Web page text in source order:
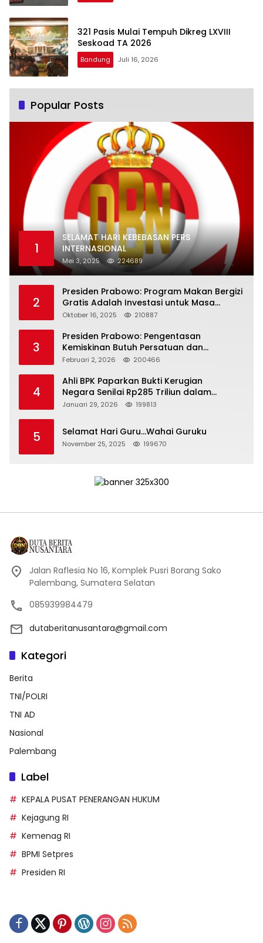
321 Pasis Mulai Tempuh Dikreg LXVIII
Seskoad TA 2026
Bandung Juli 16, 2026
Popular Posts
1
SELAMAT HARI KEBEBASAN PERS
INTERNASIONAL
Mei 3, 2025 224689
2
Presiden Prabowo: Program Makan Bergizi
Gratis Adalah Investasi untuk Masa
Depan Bangsa
Oktober 16, 2025 210887
3
Presiden Prabowo: Pengentasan
Kemiskinan Butuh Persatuan dan
Kepemimpinan yang Bertanggung Jawab
Februari 2, 2026 200466
4
Ahli BPK Paparkan Bukti Kerugian
Negara Senilai Rp285 Triliun dalam
Persidangan Korupsi PT Pertamina
Januari 29, 2026 199813
5 Selamat Hari Guru…Wahai Guruku
November 25, 2025 199670
Jalan Raflesia No 16, Komplek Pusri Borang Sako
Palembang, Sumatera Selatan
085939984479
dutaberitanusantara@gmail.com
Kategori
Berita
TNI/POLRI
TNI AD
Nasional
Palembang
Label
KEPALA PUSAT PENERANGAN HUKUM
Kejagung RI
Kemenag RI
BPMI Setpres
Presiden RI